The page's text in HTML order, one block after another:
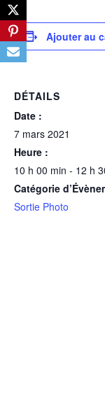
Ajouter au
DÉTAILS
Date :
7 mars 2021
Heure :
10 h 00 min - 12 h
Catégorie
Sortie Photo